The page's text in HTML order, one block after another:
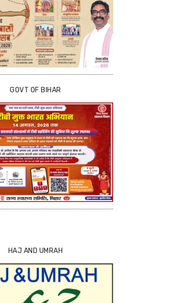
GOVT OF BIHAR
HAJ AND UMRAH